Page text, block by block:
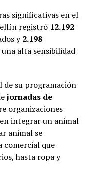
significativas en el
registró 12.192
y2.198
alta sensibilidad
de su programación
jornadas de
organizaciones
integrar un animal
animal se
comercial que
hasta ropa y